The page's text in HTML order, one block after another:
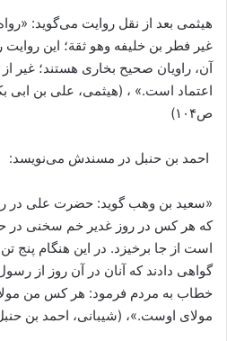
هیثمی بعد از نقل روایت می‌گوید:
غیر فطر بن خلیفه وهو ثقة؛ این روایت
آن، راویان صحیح بخاری هستند؛ غیر
ص۱۰۴)
احمد بن حنبل در مسندش می‌نویسد:
«سعید بن وهب گوید: حضرت علی در
که هر کس در روز غدیر خم سخنی در
است از جا برخیزد. در این هنگام پنج
گواهی دادند که آنان در آن روز از
خطاب به مردم فرمود: هر کس من
مولای اوست.»، (شیبانی، احمد بن حنبل،